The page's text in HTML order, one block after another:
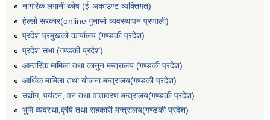
नागरिक लगानी कोष (ई-अकाउण्ट व्यक्तिगत)
हेल्लो सरकार(online गुनासो व्यवस्थापन प्रणाली)
प्रदेश प्रमुखको कार्यालय (गण्डकी प्रदेश)
प्रदेश सभा (गण्डकी प्रदेश)
आन्तरिक मामिला तथा कानुन मन्त्रालय (गण्डकी प्रदेश)
आर्थिक मामिला तथा योजना मन्त्रालय(गण्डकी प्रदेश)
उद्योग, पर्यटन, वन तथा वातावरण मन्त्रालय(गण्डकी प्रदेश)
भुमि व्यवस्था,कृषि तथा सहकारी मन्त्रालय(गण्डकी प्रदेश)